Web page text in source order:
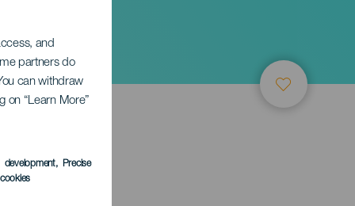
and
partners do
can withdraw
on “Learn More”
development, Precise